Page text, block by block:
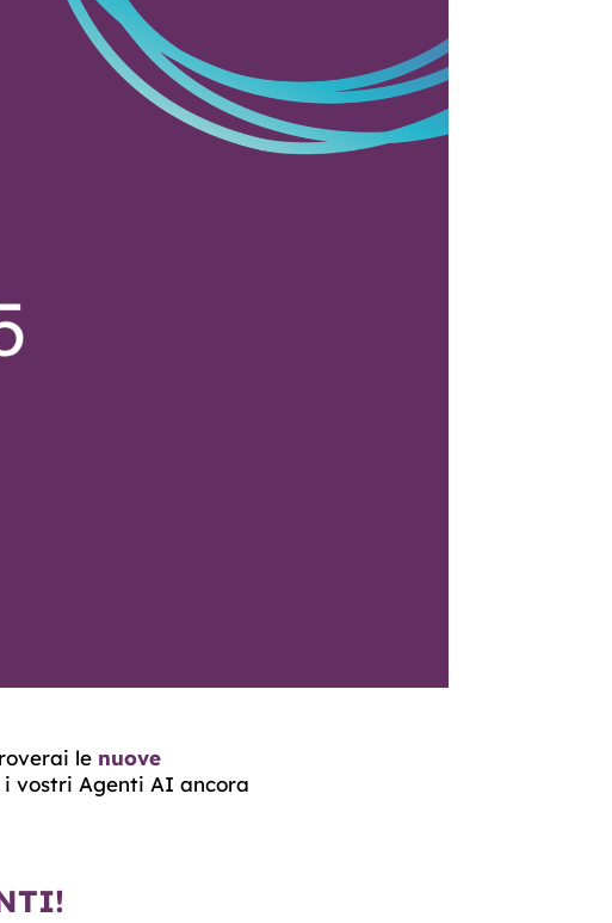
le nuove
i vostri Agenti AI ancora